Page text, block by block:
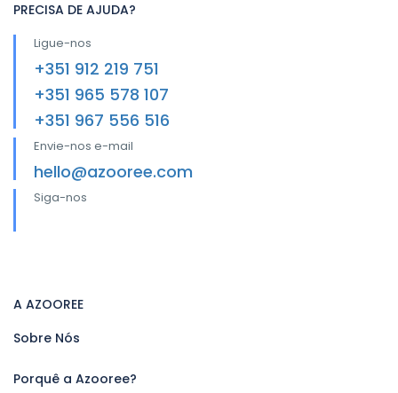
PRECISA DE AJUDA?
Ligue-nos
+351 912 219 751
+351 965 578 107
+351 967 556 516
Envie-nos e-mail
hello@azooree.com
Siga-nos
A AZOOREE
Sobre Nós
Porquê a Azooree?